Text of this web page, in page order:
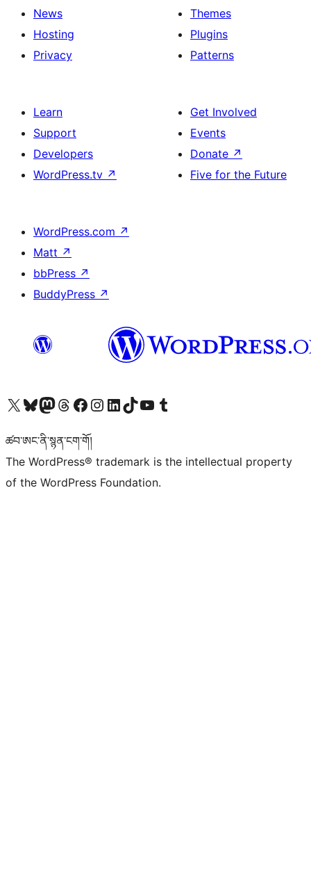
News
Hosting
Privacy
Themes
Plugins
Patterns
Learn
Support
Developers
WordPress.tv ↗
Get Involved
Events
Donate ↗
Five for the Future
WordPress.com ↗
Matt ↗
bbPress ↗
BuddyPress ↗
Visit our X (formerly Twitter) account
Visit our Bluesky account
Visit our Mastodon account
Visit our Threads account
Visit our Facebook page
Visit our Instagram account
Visit our LinkedIn account
Visit our TikTok account
Visit our YouTube channel
Visit our Tumblr account
ཚབ་ཨང་ནི་སྙན་ངག་གོ།
The WordPress® trademark is the intellectual property
of the WordPress Foundation.